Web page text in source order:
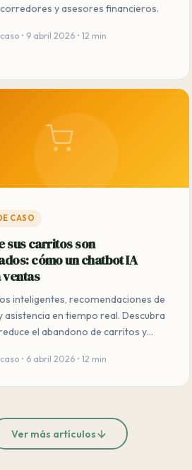
y asesores financieros.
• 9 abril 2026 • 12 min
CASO
sus carritos son
cómo un chatbot IA
inteligentes, recomendaciones de
asistencia en tiempo real. Descubra
el abandono de carritos y
• 6 abril 2026 • 12 min
Ver más artículos